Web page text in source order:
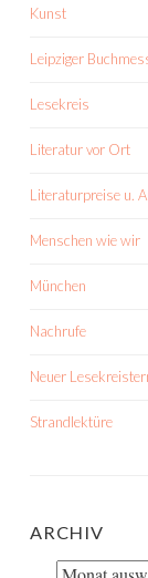
Kunst
Leipziger
Lesekreis
Literatur vor Ort
Literaturpreise u.
Menschen wie wir
München
Nachrufe
Neuer
Strandlektüre
ARCHIV
Archiv